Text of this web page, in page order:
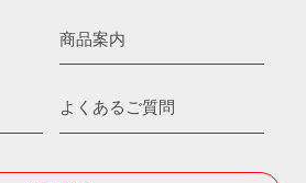
商品案内
よくあるご質問